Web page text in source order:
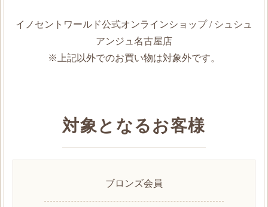
イノセントワールド公式オンラインショップ / シュシュ
アンジュ名古屋店
※上記以外でのお買い物は対象外です。
対象となるお客様
ブロンズ会員